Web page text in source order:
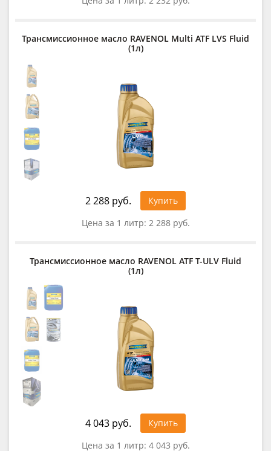
Трансмиссионное масло RAVENOL Multi ATF LVS Fluid
(1л)
2 288 руб.
Купить
Цена за 1 литр: 2 288 руб.
Трансмиссионное масло RAVENOL ATF T-ULV Fluid
(1л)
4 043 руб.
Купить
Цена за 1 литр: 4 043 руб.